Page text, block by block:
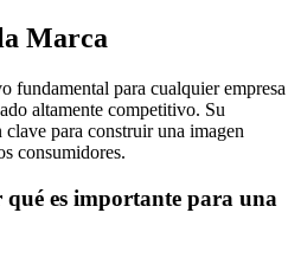
Marca
fundamental para cualquier empresa
altamente competitivo. Su
para construir una imagen
consumidores.
es importante para una